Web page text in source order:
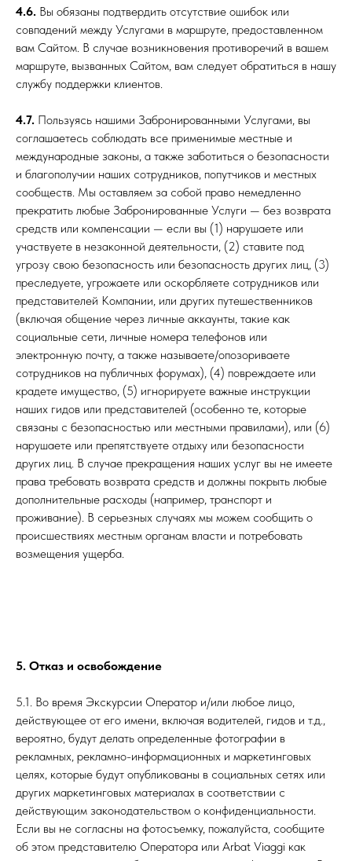
4.6. Вы обязаны подтвердить отсутствие ошибок или
совпадений между Услугами в маршруте, предоставленном
вам Сайтом. В случае возникновения противоречий в вашем
маршруте, вызванных Сайтом, вам следует обратиться в нашу
службу поддержки клиентов.
4.7. Пользуясь нашими Забронированными Услугами, вы
соглашаетесь соблюдать все применимые местные и
международные законы, а также заботиться о безопасности
и благополучии наших сотрудников, попутчиков и местных
сообществ. Мы оставляем за собой право немедленно
прекратить любые Забронированные Услуги — без возврата
средств или компенсации — если вы (1) нарушаете или
участвуете в незаконной деятельности, (2) ставите под
угрозу свою безопасность или безопасность других лиц, (3)
преследуете, угрожаете или оскорбляете сотрудников или
представителей Компании, или других путешественников
(включая общение через личные аккаунты, такие как
социальные сети, личные номера телефонов или
электронную почту, а также называете/опозориваете
сотрудников на публичных форумах), (4) повреждаете или
крадете имущество, (5) игнорируете важные инструкции
наших гидов или представителей (особенно те, которые
связаны с безопасностью или местными правилами), или (6)
нарушаете или препятствуете отдыху или безопасности
других лиц. В случае прекращения наших услуг вы не имеете
права требовать возврата средств и должны покрыть любые
дополнительные расходы (например, транспорт и
проживание). В серьезных случаях мы можем сообщить о
происшествиях местным органам власти и потребовать
возмещения ущерба.
5. Отказ и освобождение
5.1. Во время Экскурсии Оператор и/или любое лицо,
действующее от его имени, включая водителей, гидов и т.д.,
вероятно, будут делать определенные фотографии в
рекламных, рекламно-информационных и маркетинговых
целях, которые будут опубликованы в социальных сетях или
других маркетинговых материалах в соответствии с
действующим законодательством о конфиденциальности.
Если вы не согласны на фотосъемку, пожалуйста, сообщите
об этом представителю Оператора или Arbat Viaggi как